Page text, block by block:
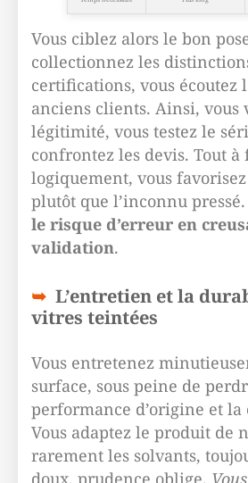
Vous ciblez alors le bon
collectionnez les
certifications, vous écoutez
anciens clients. Ainsi, vous
légitimité, vous testez le
confrontez les devis. Tout à
logiquement, vous
plutôt que l’inconnu pressé.
le risque d’erreur en
validation.
L’entretien et la
vitres teintées
Vous entretenez
surface, sous peine de
performance d’origine et
Vous adaptez le produit de
rarement les solvants,
doux, prudence oblige.